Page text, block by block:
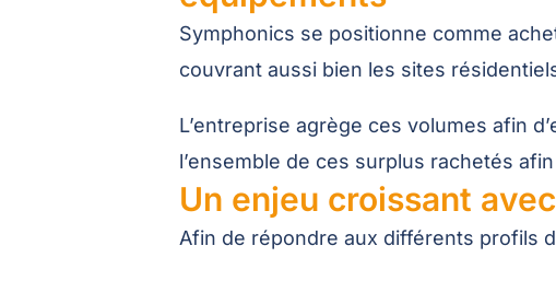
Symphonics se positionne comme
couvrant aussi bien les sites
L’entreprise agrège ces volumes afin
l’ensemble de ces surplus rachetés
Un enjeu croissant
Afin de répondre aux différents profils